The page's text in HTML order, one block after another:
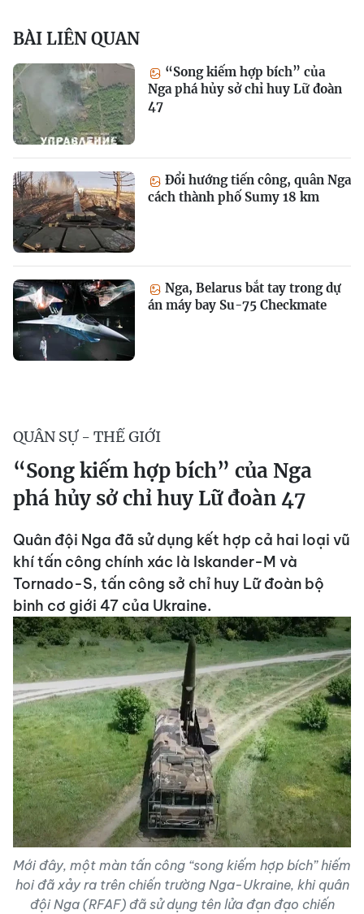
BÀI LIÊN QUAN
“Song kiếm hợp bích” của
Nga phá hủy sở chỉ huy Lữ đoàn
47
Đổi hướng tiến công, quân Nga
cách thành phố Sumy 18 km
Nga, Belarus bắt tay trong dự
án máy bay Su-75 Checkmate
QUÂN SỰ - THẾ GIỚI
“Song kiếm hợp bích” của Nga
phá hủy sở chỉ huy Lữ đoàn 47
Quân đội Nga đã sử dụng kết hợp cả hai loại vũ
khí tấn công chính xác là Iskander-M và
Tornado-S, tấn công sở chỉ huy Lữ đoàn bộ
binh cơ giới 47 của Ukraine.
Mới đây, một màn tấn công “song kiếm hợp bích” hiếm
hoi đã xảy ra trên chiến trường Nga-Ukraine, khi quân
đội Nga (RFAF) đã sử dụng tên lửa đạn đạo chiến